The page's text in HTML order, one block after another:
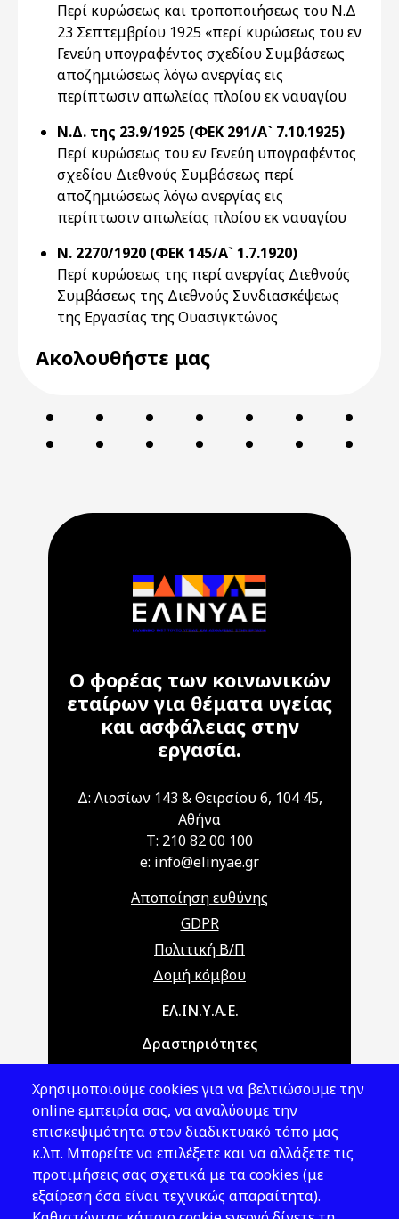
Περί κυρώσεως και τροποποιήσεως του Ν.Δ
23 Σεπτεμβρίου 1925 «περί κυρώσεως του εν
Γενεύη υπογραφέντος σχεδίου Συμβάσεως
αποζημιώσεως λόγω ανεργίας εις
περίπτωσιν απωλείας πλοίου εκ ναυαγίου
Ν.Δ. της 23.9/1925 (ΦΕΚ 291/Α` 7.10.1925)
Περί κυρώσεως του εν Γενεύη υπογραφέντος
σχεδίου Διεθνούς Συμβάσεως περί
αποζημιώσεως λόγω ανεργίας εις
περίπτωσιν απωλείας πλοίου εκ ναυαγίου
Ν. 2270/1920 (ΦΕΚ 145/Α` 1.7.1920)
Περί κυρώσεως της περί ανεργίας Διεθνούς
Συμβάσεως της Διεθνούς Συνδιασκέψεως
της Εργασίας της Ουασιγκτώνος
Ακολουθήστε μας
Ο φορέας των κοινωνικών
εταίρων για θέματα υγείας
και ασφάλειας στην
εργασία.
Δ: Λιοσίων 143 & Θειρσίου 6, 104 45,
Αθήνα
T: 210 82 00 100
e: info@elinyae.gr
Αποποίηση ευθύνης
GDPR
Πολιτική Β/Π
Δομή κόμβου
Main navigationΕΛ.ΙΝ.Υ.Α.Ε.
Δραστηριότητες
Νομοθεσία
Εκδόσεις
Νέα - Εκδηλώσεις
Ακολουθήστε μας
Χρησιμοποιούμε cookies για να βελτιώσουμε την
online εμπειρία σας, να αναλύουμε την
επισκεψιμότητα στον διαδικτυακό τόπο μας
κ.λπ. Μπορείτε να επιλέξετε και να αλλάξετε τις
προτιμήσεις σας σχετικά με τα cookies (με
εξαίρεση όσα είναι τεχνικώς απαραίτητα).